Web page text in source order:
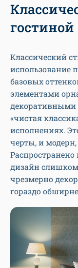
Классический
использование
базовых
элементами
декоративными
«чистая
исполнениях.
черты, и модерн,
дизайн
чрезмерно
гораздо